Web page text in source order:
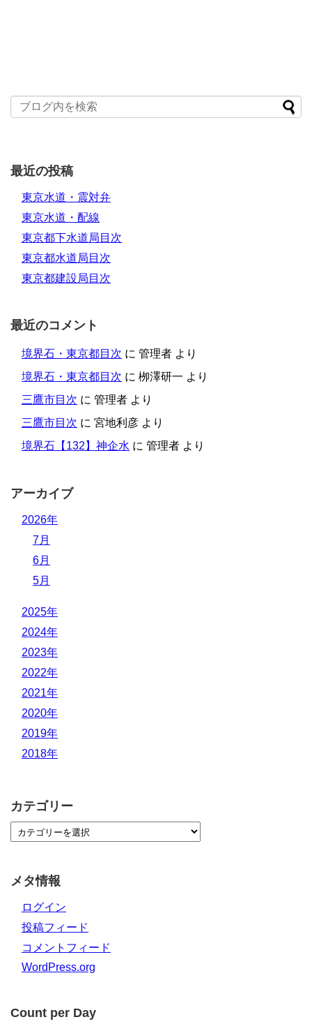
最近の投稿
東京水道・震対弁
東京水道・配線
東京都下水道局目次
東京都水道局目次
東京都建設局目次
最近のコメント
境界石・東京都目次 に 管理者 より
境界石・東京都目次 に 栁澤研一 より
三鷹市目次 に 管理者 より
三鷹市目次 に 宮地利彦 より
境界石【132】神企水 に 管理者 より
アーカイブ
2026年
7月
6月
5月
2025年
2024年
2023年
2022年
2021年
2020年
2019年
2018年
カテゴリー
メタ情報
ログイン
投稿フィード
コメントフィード
WordPress.org
Count per Day